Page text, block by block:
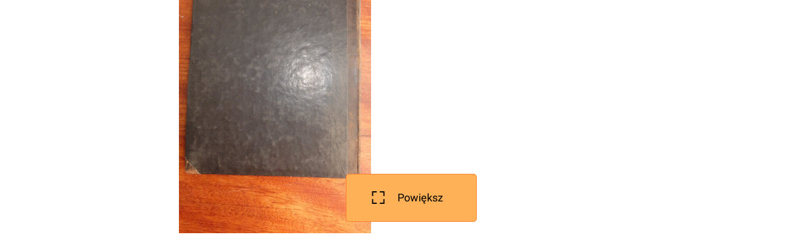
Powiększ